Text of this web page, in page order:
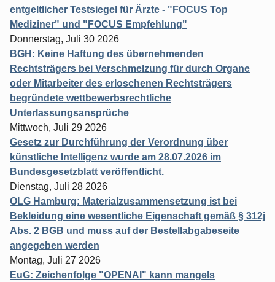
entgeltlicher Testsiegel für Ärzte - "FOCUS Top
Mediziner" und "FOCUS Empfehlung"
Donnerstag, Juli 30 2026
BGH: Keine Haftung des übernehmenden
Rechtsträgers bei Verschmelzung für durch Organe
oder Mitarbeiter des erloschenen Rechtsträgers
begründete wettbewerbsrechtliche
Unterlassungsansprüche
Mittwoch, Juli 29 2026
Gesetz zur Durchführung der Verordnung über
künstliche Intelligenz wurde am 28.07.2026 im
Bundesgesetzblatt veröffentlicht.
Dienstag, Juli 28 2026
OLG Hamburg: Materialzusammensetzung ist bei
Bekleidung eine wesentliche Eigenschaft gemäß § 312j
Abs. 2 BGB und muss auf der Bestellabgabeseite
angegeben werden
Montag, Juli 27 2026
EuG: Zeichenfolge "OPENAI" kann mangels